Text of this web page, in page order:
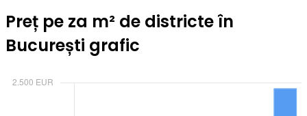
Preț pe za m² de districte în
București grafic